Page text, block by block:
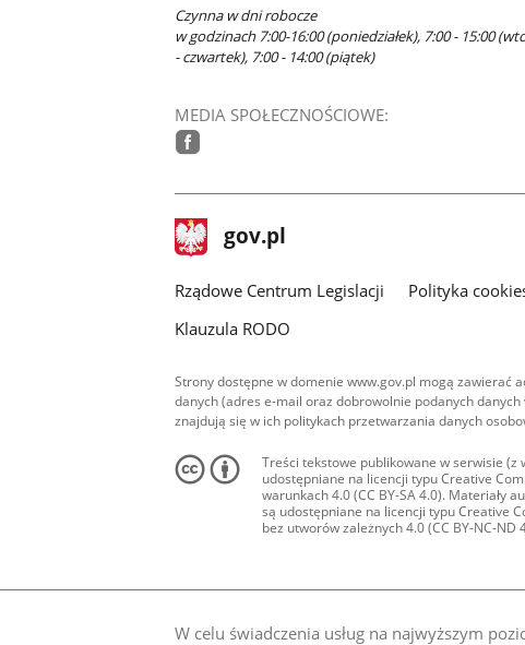
W celu świadczenia usług na najwyższym
Czynna w dni robocze
w godzinach 7:00-16:00 (poniedziałek), 7:00 - 15:00
- czwartek), 7:00 - 14:00 (piątek)
MEDIA SPOŁECZNOŚCIOWE:
stopka
gov.pl Strona
gov.pl
Rządowe Centrum Legislacji Polityka
Klauzula RODO
Strony dostępne w domenie www.gov.pl mogą zawierać
danych (adres e-mail oraz dobrowolnie podanych
znajdują się w ich politykach przetwarzania danych
Treści tekstowe publikowane w serwisie (z
udostępniane na licencji typu Creative
warunkach 4.0 (CC BY-SA 4.0). Materiały
są udostępniane na licencji typu Creative
bez utworów zależnych 4.0 (CC BY-NC-